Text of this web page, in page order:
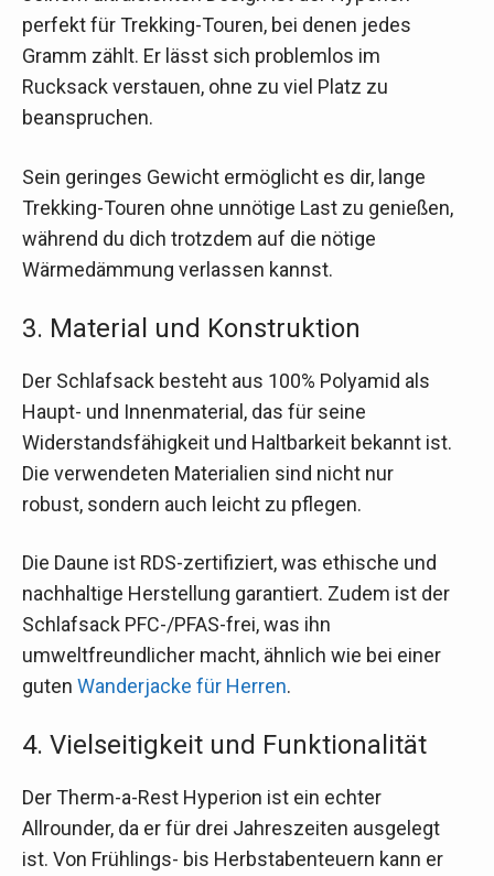
perfekt für Trekking-Touren, bei denen jedes
Gramm zählt. Er lässt sich problemlos im
Rucksack verstauen, ohne zu viel Platz zu
beanspruchen.
Sein geringes Gewicht ermöglicht es dir, lange
Trekking-Touren ohne unnötige Last zu genießen,
während du dich trotzdem auf die nötige
Wärmedämmung verlassen kannst.
3. Material und Konstruktion
Der Schlafsack besteht aus 100% Polyamid als
Haupt- und Innenmaterial, das für seine
Widerstandsfähigkeit und Haltbarkeit bekannt ist.
Die verwendeten Materialien sind nicht nur
robust, sondern auch leicht zu pflegen.
Die Daune ist RDS-zertifiziert, was ethische und
nachhaltige Herstellung garantiert. Zudem ist der
Schlafsack PFC-/PFAS-frei, was ihn
umweltfreundlicher macht, ähnlich wie bei einer
guten Wanderjacke für Herren.
4. Vielseitigkeit und Funktionalität
Der Therm-a-Rest Hyperion ist ein echter
Allrounder, da er für drei Jahreszeiten ausgelegt
ist. Von Frühlings- bis Herbstabenteuern kann er